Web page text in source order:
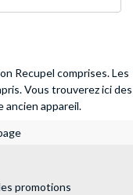
Recupel comprises. Les
Vous trouverez ici des
ancien appareil.
promotions